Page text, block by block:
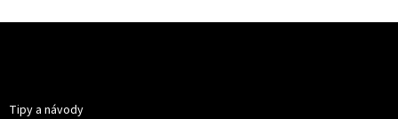
Tipy a návody